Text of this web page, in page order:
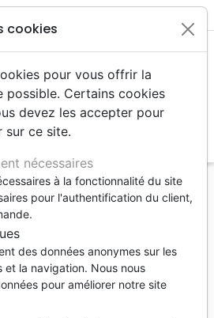
Histoire de l'église
- Leur influence dure depuis
depuis 1517 - PDF
cookies
pour vous offrir la
possible. Certains cookies
devez les accepter pour
sur ce site.
nécessaires
à la fonctionnalité du site
pour l'authentification du client,
des données anonymes sur les
et la navigation. Nous nous
pour améliorer notre site